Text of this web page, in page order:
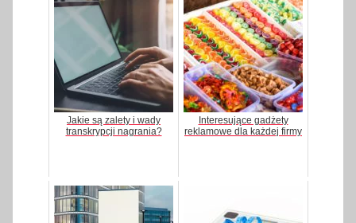
Jakie są zalety i wady
transkrypcji nagrania?
Interesujące gadżety
reklamowe dla każdej firmy